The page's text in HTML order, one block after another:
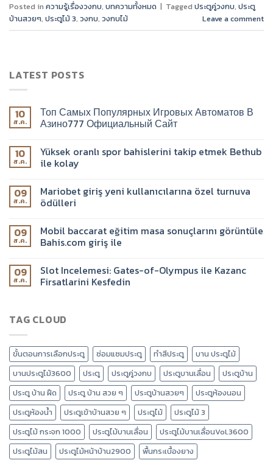
Posted in ความรู้เรื่องวงกบ, บทความทั้งหมด | Tagged ประตูคู่วงกบ, ประตู
บ้านสวยๆ, ประตูไม้ 3, วงกบ, วงกบไม้ Leave a comment
LATEST POSTS
10
ส.ค.
Топ Самых Популярных Игровых Автоматов В
Азино777 Официальный Сайт
10
ส.ค.
Yüksek oranlı spor bahislerini takip etmek Bethub
ile kolay
09
ส.ค.
Mariobet giriş yeni kullanıcılarına özel turnuva
ödülleri
09
ส.ค.
Mobil baccarat eğitim masa sonuçlarını görüntüle
Bahis.com giriş ile
09
ส.ค.
Slot Incelemesi: Gates-of-Olympus ile Kazanc
Firsatlarini Kesfedin
TAG CLOUD
ขั้นตอนการเลือกประตู ซ่อมแซมประตู ทำสีประตู
บาน ประตูไม้
บานประตูไม้3600
ประตู ประตูคู่วงกบ ประตูบานเลื่อน
ประตูบ้าน
ประตู บ้าน ฝืด
ประตู บ้าน สวย ๆ ประตูบ้านสวยๆ
ประตูห้องนอน
ประตูห้องน้ำ
ประตูเข้าบ้านสวย ๆ ประตูไม้
ประตูไม้ 3
ประตูไม้ กระจก 1000
ประตูไม้บานเลื่อน
ประตูไม้บานเลื่อนVol.3600
ประตูไม้สน
ประตูไม้หน้าบ้าน2900 พื้นกระเบื้องยาง